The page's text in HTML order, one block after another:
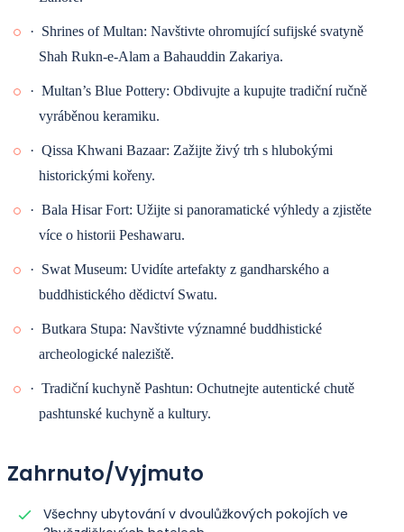
Transfer na mezinárodní letiště Islámábád pro váš další let. Tímto
končí nezapomenutelná kulturní skupinová prohlídka Pákistánu,
plná historie, kultury, krajin a smysluplných lidských spojení.
· Shrines of Multan: Navštivte ohromující sufijské svatyně
Shah Rukn-e-Alam a Bahauddin Zakariya.
· Multan’s Blue Pottery: Obdivujte a kupujte tradiční ručně
vyráběnou keramiku.
· Qissa Khwani Bazaar: Zažijte živý trh s hlubokými
historickými kořeny.
· Bala Hisar Fort: Užijte si panoramatické výhledy a zjistěte
více o historii Peshawaru.
· Swat Museum: Uvidíte artefakty z gandharského a
buddhistického dědictví Swatu.
· Butkara Stupa: Navštivte významné buddhistické
archeologické naleziště.
· Tradiční kuchyně Pashtun: Ochutnejte autentické chutě
pashtunské kuchyně a kultury.
Zahrnuto/Vyjmuto
Všechny ubytování v dvoulůžkových pokojích ve